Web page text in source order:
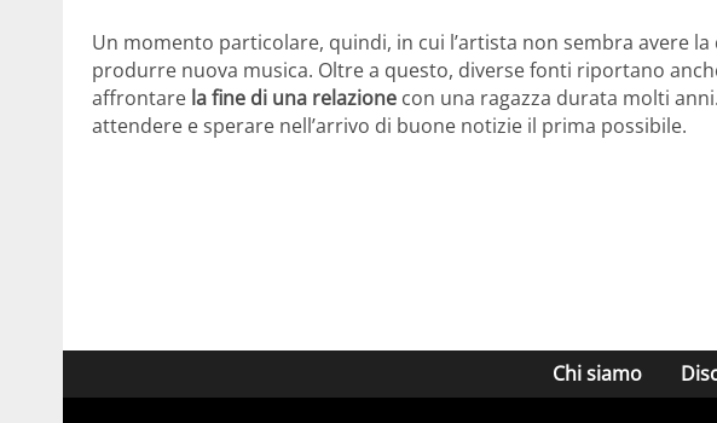
Un momento particolare, quindi, in cui l’artista non sembra avere
produrre nuova musica. Oltre a questo, diverse fonti riportano
affrontare la fine di una relazione con una ragazza durata molti
attendere e sperare nell’arrivo di buone notizie il prima possibile.
Chi siamo